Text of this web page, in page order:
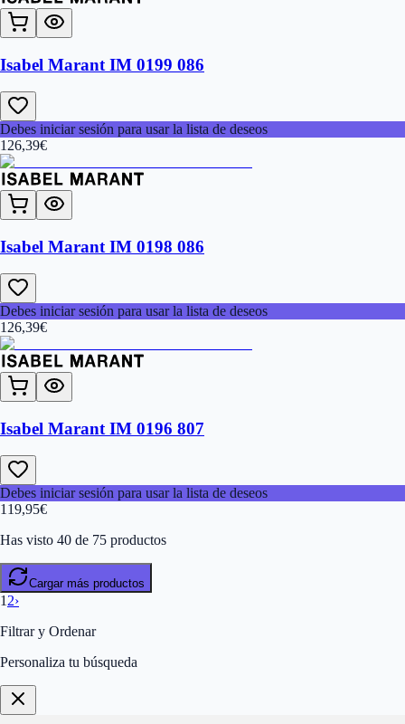
Isabel Marant IM 0199 086
Debes iniciar sesión para usar la lista de deseos
126,39€
Isabel Marant IM 0198 086
Debes iniciar sesión para usar la lista de deseos
126,39€
Isabel Marant IM 0196 807
Debes iniciar sesión para usar la lista de deseos
119,95€
Has visto 40 de 75 productos
Cargar más productos
12›
Filtrar y Ordenar
Personaliza tu búsqueda